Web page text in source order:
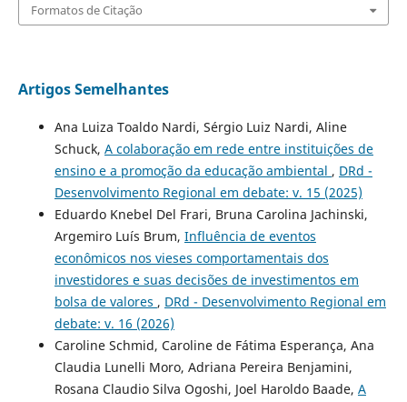
Formatos de Citação
Artigos Semelhantes
Ana Luiza Toaldo Nardi, Sérgio Luiz Nardi, Aline
Schuck, A colaboração em rede entre instituições de
ensino e a promoção da educação ambiental , DRd -
Desenvolvimento Regional em debate: v. 15 (2025)
Eduardo Knebel Del Frari, Bruna Carolina Jachinski,
Argemiro Luís Brum, Influência de eventos
econômicos nos vieses comportamentais dos
investidores e suas decisões de investimentos em
bolsa de valores , DRd - Desenvolvimento Regional em
debate: v. 16 (2026)
Caroline Schmid, Caroline de Fátima Esperança, Ana
Claudia Lunelli Moro, Adriana Pereira Benjamini,
Rosana Claudio Silva Ogoshi, Joel Haroldo Baade, A